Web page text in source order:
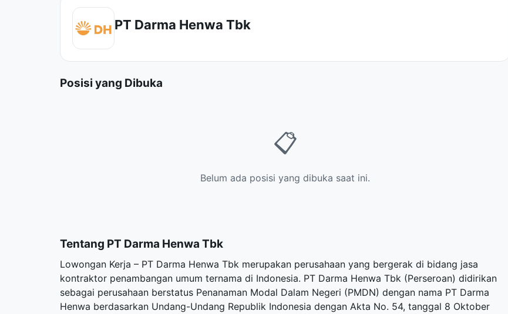
PT Darma Henwa Tbk
Posisi yang Dibuka
📋
Belum ada posisi yang dibuka saat ini.
Tentang PT Darma Henwa Tbk
Lowongan Kerja – PT Darma Henwa Tbk merupakan perusahaan yang bergerak di bidang jasa
kontraktor penambangan umum ternama di Indonesia. PT Darma Henwa Tbk (Perseroan) didirikan
sebagai perusahaan berstatus Penanaman Modal Dalam Negeri (PMDN) dengan nama PT Darma
Henwa berdasarkan Undang-Undang Republik Indonesia dengan Akta No. 54, tanggal 8 Oktober